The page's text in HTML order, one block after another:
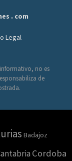
. com
Legal
no es
de
Badajoz
Cordoba